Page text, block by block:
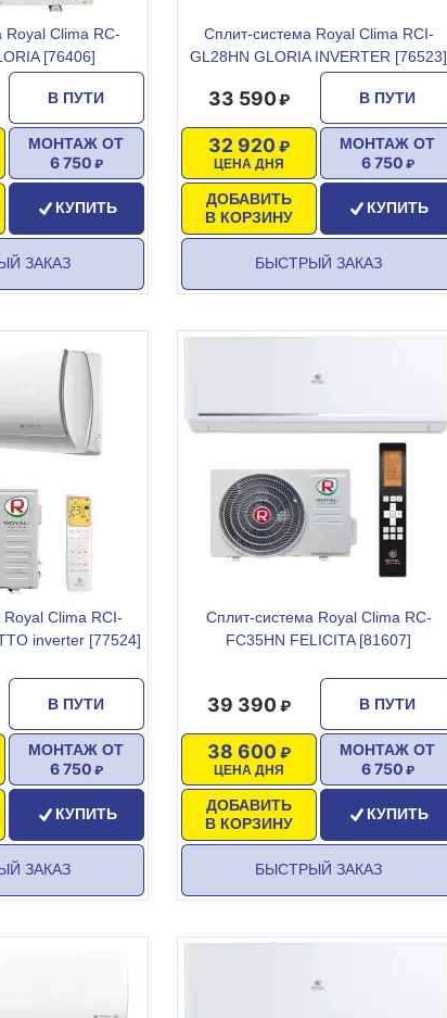
Royal Clima RC-
[76406]
В ПУТИ
МОНТАЖ ОТ
6 750
КУПИТЬ
ЗАКАЗ
Сплит-система Royal Clima RCI-
GL28HN GLORIA INVERTER [76523]
В ПУТИ
33 590
ЦЕНА ДНЯ
32 920
ДОБАВИТЬ
В КОРЗИНУ
МОНТАЖ ОТ
6 750
КУПИТЬ
БЫСТРЫЙ ЗАКАЗ
Clima RCI-
inverter [77524]
В ПУТИ
МОНТАЖ ОТ
6 750
КУПИТЬ
ЗАКАЗ
Сплит-система Royal Clima RC-
FC35HN FELICITA [81607]
В ПУТИ
39 390
ЦЕНА ДНЯ
38 600
ДОБАВИТЬ
В КОРЗИНУ
МОНТАЖ ОТ
6 750
КУПИТЬ
БЫСТРЫЙ ЗАКАЗ